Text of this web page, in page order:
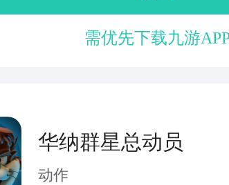
需优先下载九游
华纳群星总动员
动作